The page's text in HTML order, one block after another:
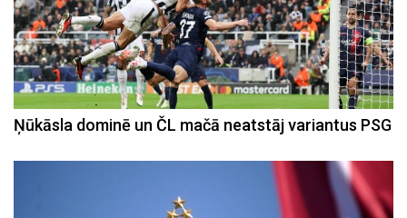
Ņūkāsla dominē un ČL mačā neatstāj variantus PSG